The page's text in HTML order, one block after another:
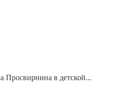
Просвирнина в детской...